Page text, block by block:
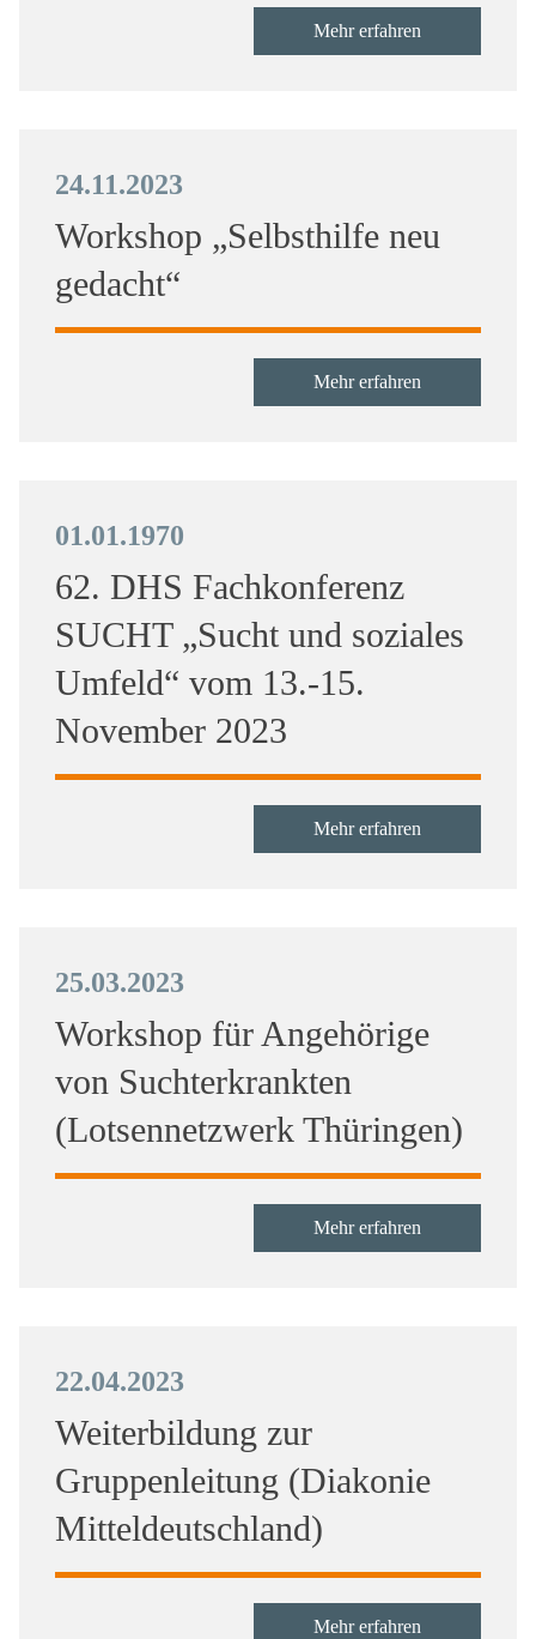
Mehr erfahren
24.11.2023
Workshop „Selbsthilfe neu
gedacht“
Mehr erfahren
01.01.1970
62. DHS Fachkonferenz
SUCHT „Sucht und soziales
Umfeld“ vom 13.-15.
November 2023
Mehr erfahren
25.03.2023
Workshop für Angehörige
von Suchterkrankten
(Lotsennetzwerk Thüringen)
Mehr erfahren
22.04.2023
Weiterbildung zur
Gruppenleitung (Diakonie
Mitteldeutschland)
Mehr erfahren